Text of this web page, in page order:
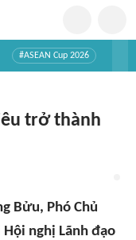
#ASEAN Cup 2026
trở thành
Bửu, Phó Chủ
nghị Lãnh đạo